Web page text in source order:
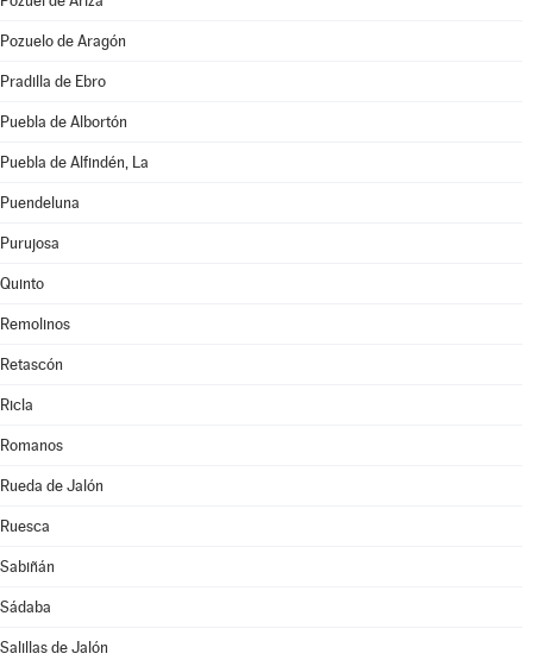
Pozuelo de Aragón
Pradilla de Ebro
Puebla de Albortón
Puebla de Alfindén, La
Puendeluna
Purujosa
Quinto
Remolinos
Retascón
Ricla
Romanos
Rueda de Jalón
Ruesca
Sabiñán
Sádaba
Salillas de Jalón